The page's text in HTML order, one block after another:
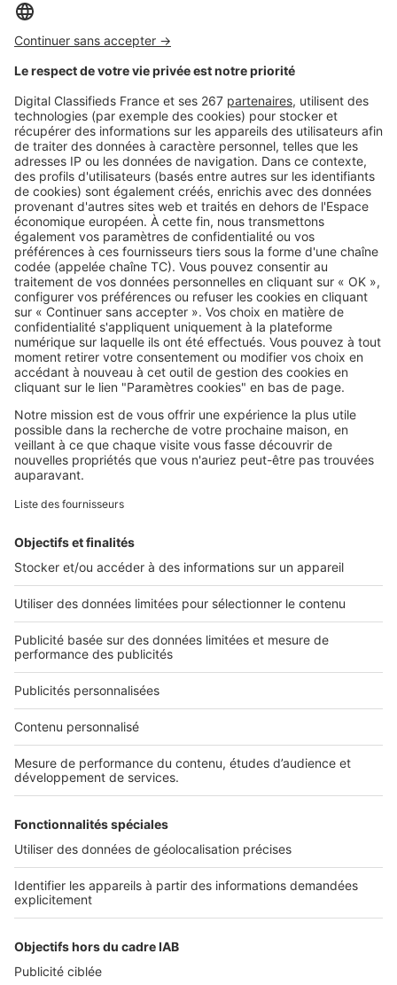
Image
Immobilier : ce que propose
François Bayrou pour relancer le
marché
Image
Conjoncture immobilière
Projet d’achat : les 8 questions
clés à poser au vendeur
SeLoger c'est aussi
Retrouvez-nous sur ...
L'ENTREPRISE
Nous contacter
Nous recrutons
NOS APPLICATIONS
Découvrez nos applications
Tous nos services pro
Accès client
À DÉCOUVRIR
Annuaire des professionnels
Tout l'immobilier
Toutes les villes